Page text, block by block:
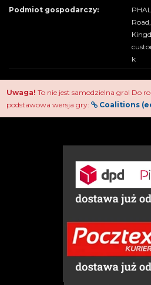
Podmiot gospodarczy:
k
Uwaga! To nie jest samodzielna gra! Do
podstawowa wersja gry:
Coalitions